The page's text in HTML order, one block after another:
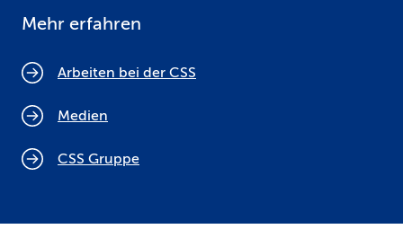
Mehr erfahren
Arbeiten bei der CSS
Medien
CSS Gruppe